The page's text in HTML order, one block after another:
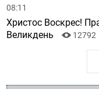
08:11
Христос Воскрес!
Великдень
12792